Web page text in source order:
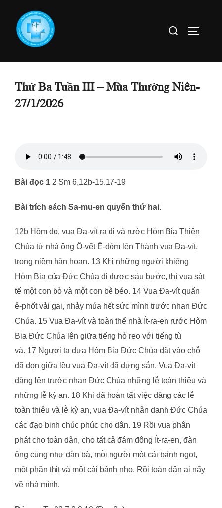
content
Search
Thứ Ba Tuần III – Mùa Thường Niên-
27/1/2026
Bài đọc 1 2 Sm 6,12b-15.17-19
Bài trích sách Sa-mu-en quyển thứ hai.
12b Hôm đó, vua Đa-vít ra đi và rước Hòm Bia Thiên
Chúa từ nhà ông Ô-vết Ê-đôm lên Thành vua Đa-vít,
trong niềm hân hoan. 13 Khi những người khiêng
Hòm Bia của Đức Chúa đi được sáu bước, thì vua sát
tế một con bò và một con bê béo. 14 Vua Đa-vít quấn
ê-phốt vải gai, nhảy múa hết sức mình trước nhan Đức
Chúa. 15 Vua Đa-vít và toàn thể nhà Ít-ra-en rước Hòm
Bia Đức Chúa lên giữa tiếng hò reo với tiếng tù
và. 17 Người ta đưa Hòm Bia Đức Chúa đặt vào chỗ
đã dọn giữa lều vua Đa-vít đã dựng sẵn. Vua Đa-vít
dâng lên trước nhan Đức Chúa những lễ toàn thiêu và
những lễ kỳ an. 18 Khi đã hoàn tất việc dâng các lễ
toàn thiêu và lễ kỳ an, vua Đa-vít nhân danh Đức Chúa
các đạo binh chúc phúc cho dân. 19 Rồi vua phân
phát cho toàn dân, cho tất cả đám đông Ít-ra-en, đàn
ông cũng như đàn bà, mỗi người một cái bánh ngọt,
một phần thịt và một cái bánh nho. Rồi toàn dân ai nấy
về nhà mình.